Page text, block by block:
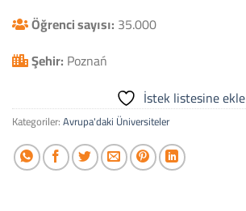
Öğrenci sayısı: 35.000
Şehir: Poznań
İstek listesine ekle
Kategoriler:Avrupa'daki Üniversiteler